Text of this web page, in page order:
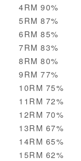
4RM 90%
5RM 87%
6RM 85%
7RM 83%
8RM 80%
9RM 77%
10RM 75%
11RM 72%
12RM 70%
13RM 67%
14RM 65%
15RM 62%